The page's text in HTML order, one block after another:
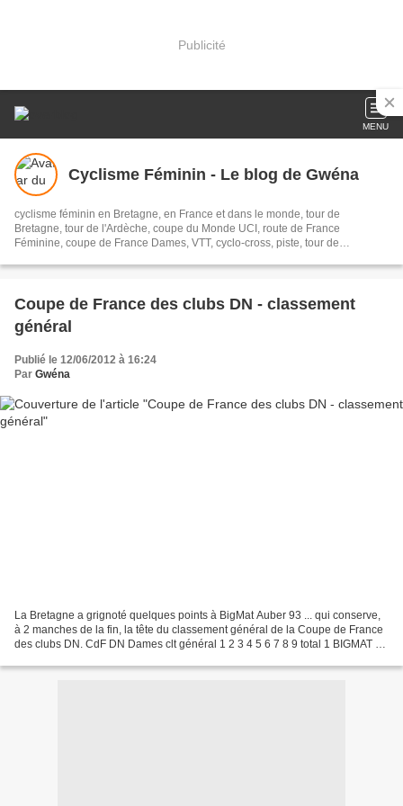
Publicité
MENU
Cyclisme Féminin - Le blog de Gwéna
cyclisme féminin en Bretagne, en France et dans le monde, tour de
Bretagne, tour de l'Ardèche, coupe du Monde UCI, route de France
Féminine, coupe de France Dames, VTT, cyclo-cross, piste, tour de
Coupe de France des clubs DN - classement
général
Publié le 12/06/2012 à 16:24
Par Gwéna
La Bretagne a grignoté quelques points à BigMat Auber 93 ... qui conserve,
à 2 manches de la fin, la tête du classement général de la Coupe de France
des clubs DN. CdF DN Dames clt général 1 2 3 4 5 6 7 8 9 total 1 BIGMAT -